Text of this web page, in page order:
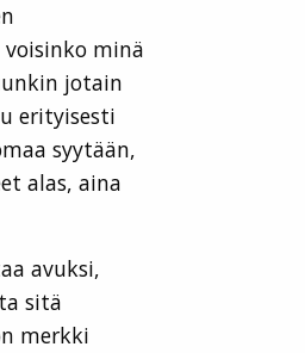
minä
jotain
erityisesti
syytään,
alas, aina
avuksi,
sitä
merkki